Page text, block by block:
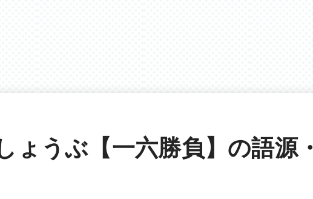
ょうぶ【一六勝負】の語源・